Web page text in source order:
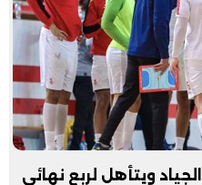
ويتأهل لربع نهائي